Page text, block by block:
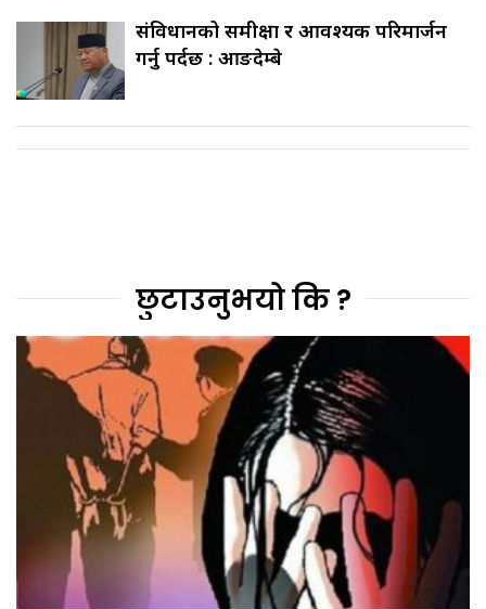
संविधानको समीक्षा र आवश्यक परिमार्जन
गर्नु पर्दछ : आङदेम्बे
छुटाउनुभयो कि ?